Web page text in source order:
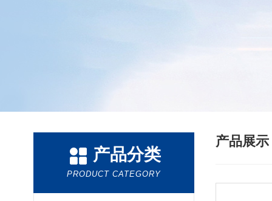
产品分类
PRODUCT CATEGORY
产品展示